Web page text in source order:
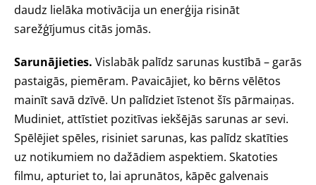
daudz lielāka motivācija un enerģija risināt
sarežģījumus citās jomās.
Sarunājieties. Vislabāk palīdz sarunas kustībā – garās
pastaigās, piemēram. Pavaicājiet, ko bērns vēlētos
mainīt savā dzīvē. Un palīdziet īstenot šīs pārmaiņas.
Mudiniet, attīstiet pozitīvas iekšējās sarunas ar sevi.
Spēlējiet spēles, risiniet sarunas, kas palīdz skatīties
uz notikumiem no dažādiem aspektiem. Skatoties
filmu, apturiet to, lai aprunātos, kāpēc galvenais